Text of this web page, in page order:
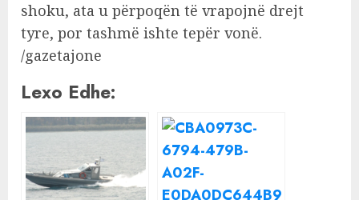
shoku, ata u përpoqën të vrapojnë drejt
tyre, por tashmë ishte tepër vonë.
/gazetajone
Lexo Edhe: